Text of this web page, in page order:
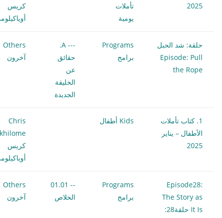
2025
تأملات
يومية
كريس
حلقة: شد الحبل
Episode: Pull
the Rope
Programs
برامج
--- A.
حقائق
عن
الخليقة
الجديدة
Others
آخرون
1. كتاب تأملات
الأطفال – يناير
2025
Kids أطفال
Chris
كريس
Episode28:
The Story as
It Is حلقة28:
Programs
برامج
-- 01.01
الخلاص
Others
آخرون